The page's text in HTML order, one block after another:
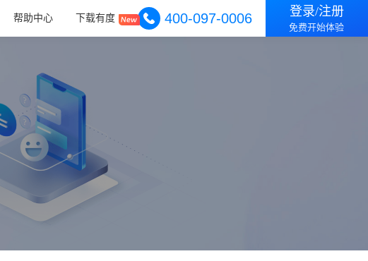
帮助中心 下载有度 400-097-0006 登录/注册
免费开始体验